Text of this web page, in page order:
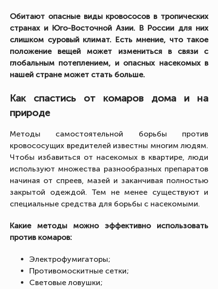
Обитают опасные виды кровососов в тропических
странах и Юго-Восточной Азии. В России для них
слишком суровый климат. Есть мнение, что такое
положение вещей может измениться в связи с
глобальным потеплением, и опасных насекомых в
нашей стране может стать больше.
Как спастись от комаров дома и на
природе
Методы самостоятельной борьбы против
кровососущих вредителей известны многим людям.
Чтобы избавиться от насекомых в квартире, люди
используют множества разнообразных препаратов
начиная от спреев, мазей и заканчивая полностью
закрытой одеждой. Тем не менее существуют и
специальные средства для борьбы с насекомыми.
Какие методы можно эффективно использовать
против комаров:
Электрофумигаторы;
Противомоскитные сетки;
Световые ловушки;